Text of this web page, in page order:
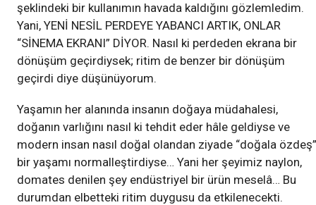
şeklindeki bir kullanımın havada kaldığını gözlemledim.
Yani, YENİ NESİL PERDEYE YABANCI ARTIK, ONLAR
“SİNEMA EKRANI” DİYOR. Nasıl ki perdeden ekrana bir
dönüşüm geçirdiysek; ritim de benzer bir dönüşüm
geçirdi diye düşünüyorum.
Yaşamın her alanında insanın doğaya müdahalesi,
doğanın varlığını nasıl ki tehdit eder hâle geldiyse ve
modern insan nasıl doğal olandan ziyade “doğala özdeş”
bir yaşamı normalleştirdiyse… Yani her şeyimiz naylon,
domates denilen şey endüstriyel bir ürün meselâ… Bu
durumdan elbetteki ritim duygusu da etkilenecekti.